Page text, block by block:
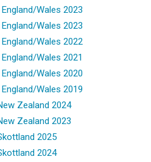
Wales 2023
Wales 2023
Wales 2022
Wales 2021
Wales 2020
Wales 2019
Zealand 2024
Zealand 2023
2025
2024